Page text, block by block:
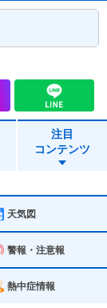
注目
コンテンツ
天気図
警報・注意報
熱中症情報